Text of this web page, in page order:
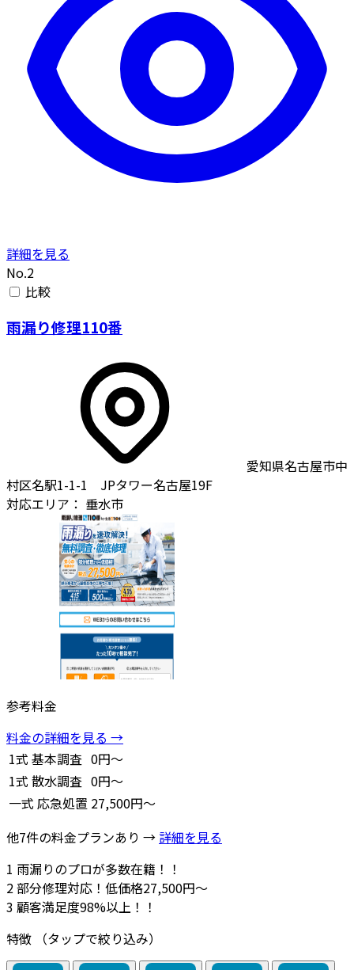
詳細を見る
No.2
比較
雨漏り修理110番
愛知県名古屋市中
村区名駅1-1-1 JPタワー名古屋19F
対応エリア： 垂水市
参考料金
料金の詳細を見る →
1式 基本調査 0円～
1式 散水調査 0円～
一式 応急処置 27,500円～
他7件の料金プランあり → 詳細を見る
1 雨漏りのプロが多数在籍！！
2部分修理対応！低価格27,500円～
3 顧客満足度98%以上！！
特徴
（タップで絞り込み）